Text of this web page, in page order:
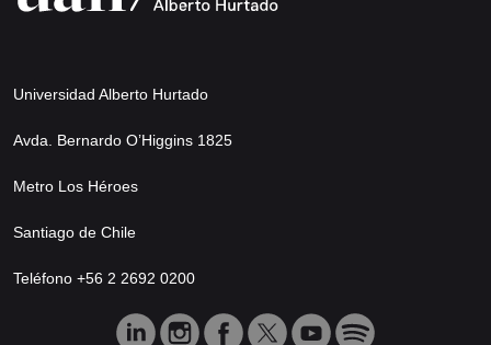
Universidad Alberto Hurtado
Avda. Bernardo O’Higgins 1825
Metro Los Héroes
Santiago de Chile
Teléfono +56 2 2692 0200